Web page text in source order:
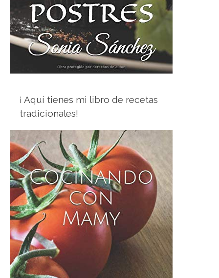
¡ Aquí tienes mi libro de recetas
tradicionales!